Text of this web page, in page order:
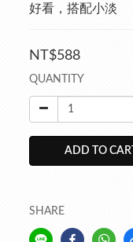
好看，搭配小淡
NT$588
QUANTITY
ADD TO CART
SHARE